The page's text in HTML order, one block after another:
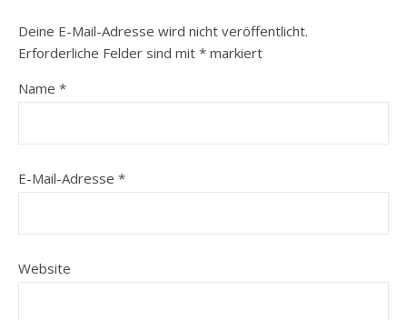
Deine E-Mail-Adresse wird nicht veröffentlicht.
Erforderliche Felder sind mit * markiert
Name *
E-Mail-Adresse *
Website